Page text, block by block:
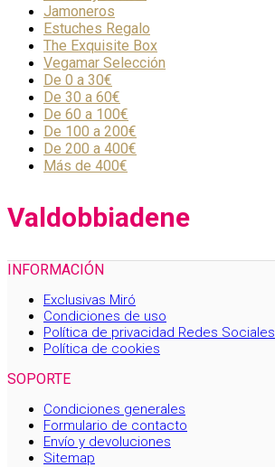
Jamoneros
Estuches Regalo
The Exquisite Box
Vegamar Selección
De 0 a 30€
De 30 a 60€
De 60 a 100€
De 100 a 200€
De 200 a 400€
Más de 400€
Valdobbiadene
INFORMACIÓN
Exclusivas Miró
Condiciones de uso
Política de privacidad Redes Sociales
Política de cookies
SOPORTE
Condiciones generales
Formulario de contacto
Envío y devoluciones
Sitemap